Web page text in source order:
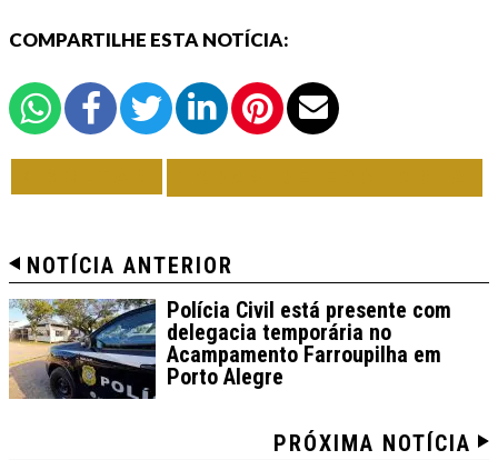
COMPARTILHE ESTA NOTÍCIA:
NOTÍCIA ANTERIOR
Polícia Civil está presente com
delegacia temporária no
Acampamento Farroupilha em
Porto Alegre
PRÓXIMA NOTÍCIA